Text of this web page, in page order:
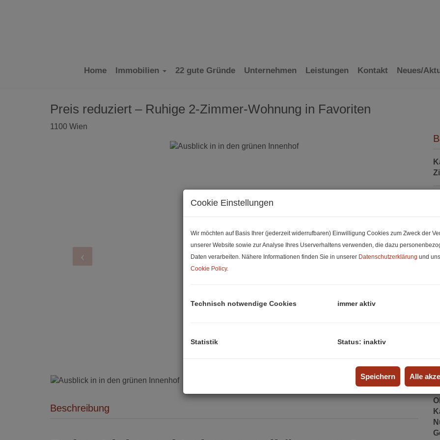
Home Immobilien 22 gute Gründe Unternehmen Leistungen Kontakt Neues/
Preis reduziert – Ruhige 2-Zimmer-Wohnung in Favoriten
1100 Wien
Beschreibung
Cookie Einstellungen
Wir möchten auf Basis Ihrer (jederzeit widerrufbaren) Einwilligung Cookies zum Zweck der
unserer Website sowie zur Analyse Ihres Userverhaltens verwenden, die dazu
Daten verarbeiten. Nähere Informationen finden Sie in unserer Datenschutzerklärung und
Cookie Policy.
Technisch notwendige Cookies immer aktiv
Statistik Status: inaktiv
Speichern Alle